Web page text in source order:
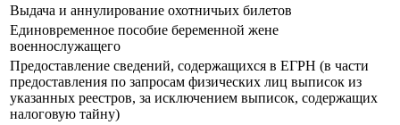
Выдача и аннулирование охотничьих билетов
Единовременное пособие беременной жене
военнослужащего
Предоставление сведений, содержащихся в ЕГРН (в части
предоставления по запросам физических лиц выписок из
указанных реестров, за исключением выписок, содержащих
налоговую тайну)